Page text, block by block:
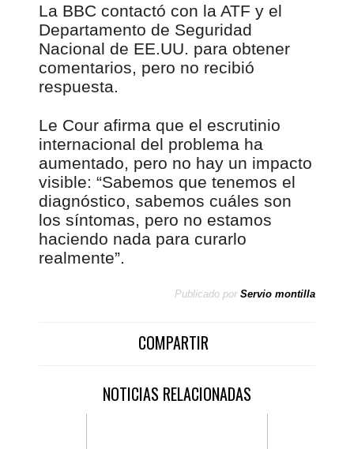
La BBC contactó con la ATF y el
Departamento de Seguridad
Nacional de EE.UU. para obtener
comentarios, pero no recibió
respuesta.
Le Cour afirma que el escrutinio
internacional del problema ha
aumentado, pero no hay un impacto
visible: “Sabemos que tenemos el
diagnóstico, sabemos cuáles son
los síntomas, pero no estamos
haciendo nada para curarlo
realmente”.
Publicado por Servio montilla
COMPARTIR
NOTICIAS RELACIONADAS